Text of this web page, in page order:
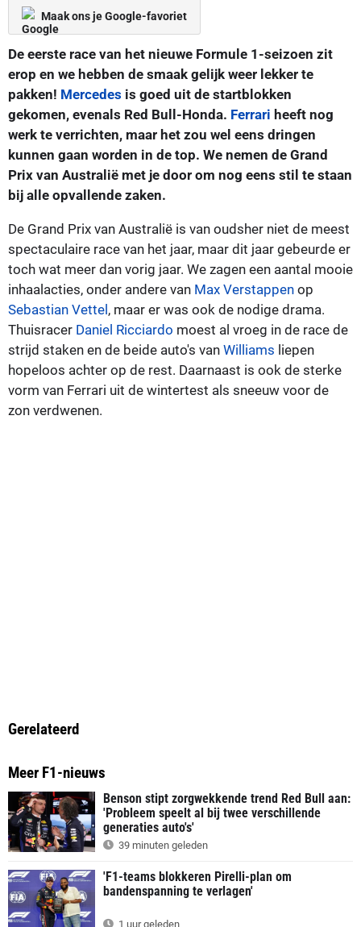
Maak ons je Google-favoriet
De eerste race van het nieuwe Formule 1-seizoen zit
erop en we hebben de smaak gelijk weer lekker te
pakken! Mercedes is goed uit de startblokken
gekomen, evenals Red Bull-Honda. Ferrari heeft nog
werk te verrichten, maar het zou wel eens dringen
kunnen gaan worden in de top. We nemen de Grand
Prix van Australië met je door om nog eens stil te staan
bij alle opvallende zaken.
De Grand Prix van Australië is van oudsher niet de meest
spectaculaire race van het jaar, maar dit jaar gebeurde er
toch wat meer dan vorig jaar. We zagen een aantal mooie
inhaalacties, onder andere van Max Verstappen op
Sebastian Vettel, maar er was ook de nodige drama.
Thuisracer Daniel Ricciardo moest al vroeg in de race de
strijd staken en de beide auto's van Williams liepen
hopeloos achter op de rest. Daarnaast is ook de sterke
vorm van Ferrari uit de wintertest als sneeuw voor de
zon verdwenen.
Gerelateerd
Meer F1-nieuws
Benson stipt zorgwekkende trend Red Bull aan:
'Probleem speelt al bij twee verschillende
generaties auto's'
39 minuten geleden
'F1-teams blokkeren Pirelli-plan om
bandenspanning te verlagen'
1 uur geleden